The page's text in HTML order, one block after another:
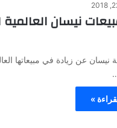
نيسان
»